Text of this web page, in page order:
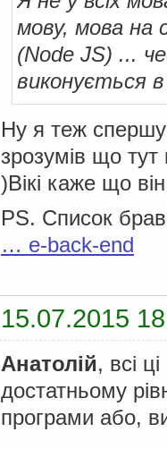
мову, мова на
(Node JS) ...
виконується
Ну я теж
зрозумів що
)Вікі каже що
PS. Список
… e-back-end
15.07.2015
Анатолій, всі
достатньому
програми або,